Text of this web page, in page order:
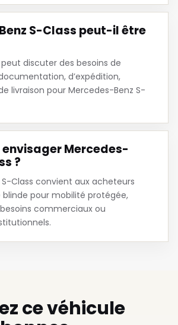
S-Class peut-il être
discuter des besoins de
d’expédition,
livraison pour Mercedes-Benz S-
Mercedes-
?
Class convient aux acheteurs
pour mobilité protégée,
commerciaux ou
ce véhicule